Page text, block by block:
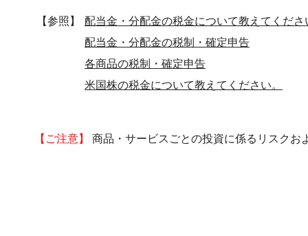
【参照】
配当金・分配金の税金について教えてくださ
配当金・分配金の税制・確定申告
各商品の税制・確定申告
米国株の税金について教えてください。
【ご注意】 商品・サービスごとの投資に係るリスクお